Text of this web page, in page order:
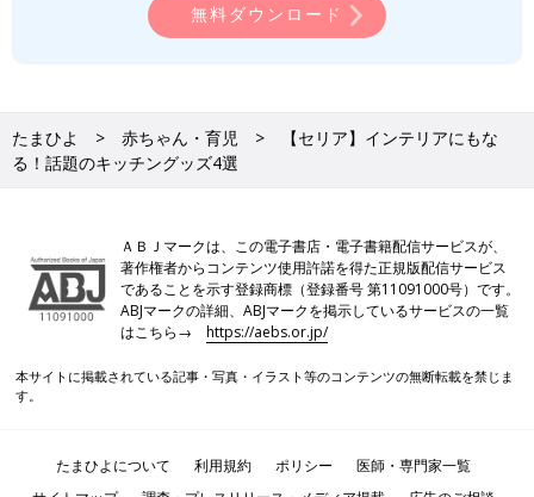
無料ダウンロード
たまひよ 赤ちゃん・育児
【セリア】インテリアにもな
る！話題のキッチングッズ4選
ＡＢＪマークは、この電子書店・電子書籍配信サービスが、
著作権者からコンテンツ使用許諾を得た正規版配信サービス
であることを示す登録商標（登録番号 第11091000号）です。
ABJマークの詳細、ABJマークを掲示しているサービスの一覧
はこちら→https://aebs.or.jp/
本サイトに掲載されている記事・写真・イラスト等のコンテンツの無断転載を禁じま
す。
たまひよについて 利用規約 ポリシー
医師・専門家一覧